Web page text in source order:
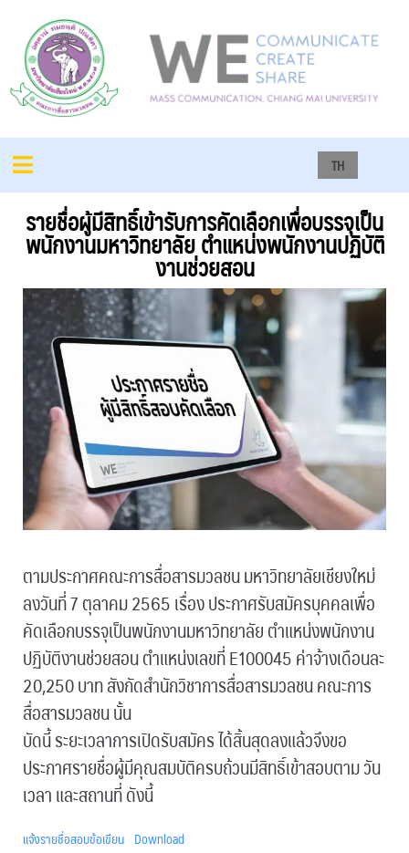
TH
รายชื่อผู้มีสิทธิ์เข้ารับการคัดเลือกเพื่อบรรจุเป็น
พนักงานมหาวิทยาลัย ตำแหน่งพนักงานปฏิบัติ
งานช่วยสอน
ตามประกาศคณะการสื่อสารมวลชน มหาวิทยาลัยเชียงใหม่
ลงวันที่ 7 ตุลาคม 2565 เรื่อง ประกาศรับสมัครบุคคลเพื่อ
คัดเลือกบรรจุเป็นพนักงานมหาวิทยาลัย ตำแหน่งพนักงาน
ปฏิบัติงานช่วยสอน ตำแหน่งเลขที่ E100045 ค่าจ้างเดือนละ
20,250 บาท สังกัดสำนักวิชาการสื่อสารมวลชน คณะการ
สื่อสารมวลชน นั้น
บัดนี้ ระยะเวลาการเปิดรับสมัคร ได้สิ้นสุดลงแล้วจึงขอ
ประกาศรายชื่อผู้มีคุณสมบัติครบถ้วนมีสิทธิ์เข้าสอบตาม วัน
เวลา และสถานที่ ดังนี้
แจ้งรายชื่อสอบข้อเขียน Download